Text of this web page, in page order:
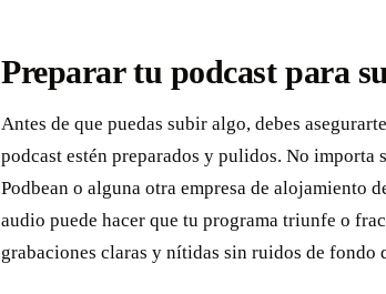
Preparar tu podcast para
Antes de que puedas subir algo, debes
podcast estén preparados y pulidos. No importa
Podbean o alguna otra empresa de alojamiento
audio puede hacer que tu programa triunfe o
grabaciones claras y nítidas sin ruidos de fondo